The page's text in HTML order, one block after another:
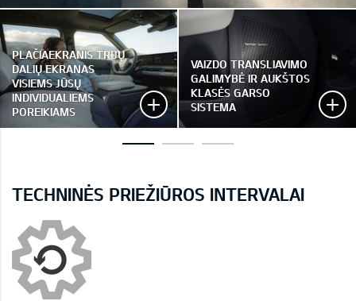
PLAČIAEKRANIS TRIJŲ
DALIŲ EKRANAS
VISIEMS JŪSŲ
INDIVIDUALIEMS
POREIKIAMS
VAIZDO TRANSLIAVIMO
GALIMYBĖ IR AUKŠTOS
KLASĖS GARSO
SISTEMA
TECHNINĖS PRIEŽIŪROS INTERVALAI